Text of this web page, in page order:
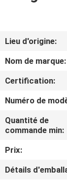
SUJET
DE
NOUS
VISITE
D'USINE
CONTRÔLE
DE
Lieu d'origine:
Nom de marque:
Certification:
Numéro de
Quantité de
commande min:
Prix:
Détails